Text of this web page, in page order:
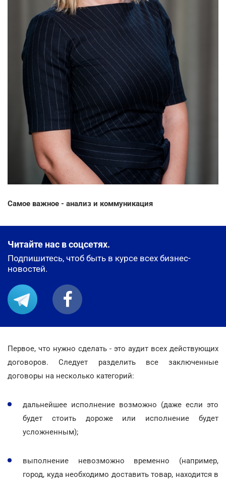
Самое важное - анализ и коммуникация
Читайте нас в соцсетях.
Подпишитесь, чтоб быть в курсе всех бизнес-
новостей.
Первое, что нужно сделать - это аудит всех действующих
договоров. Следует разделить все заключенные
договоры на несколько категорий:
дальнейшее исполнение возможно (даже если это
будет стоить дороже или исполнение будет
усложненным);
выполнение невозможно временно (например,
город, куда необходимо доставить товар, находится в